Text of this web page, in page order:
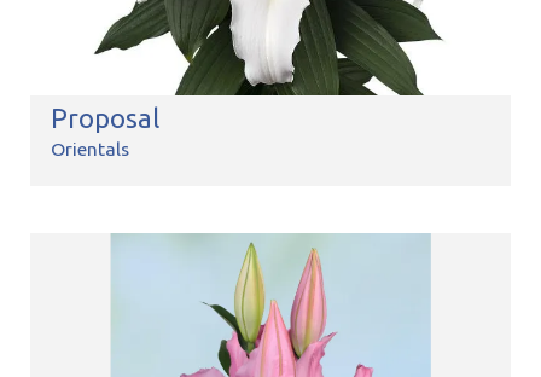
Proposal
Orientals